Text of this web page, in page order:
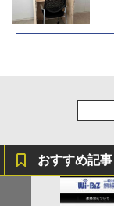
おすすめ記事